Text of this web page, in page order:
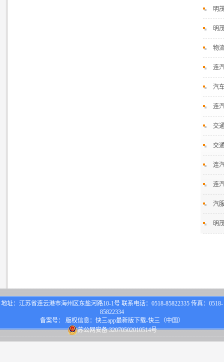
明
明
物
连
汽
连
交
交
连
连
汽
明
地址：江苏省连云港市海州区东盐河路10-1号 联系电话：0518-85822335 传真：0518-
85822334
备案号： 版权信息：快三app最新版下载-快三（中国）
苏公网安备 32070502010514号